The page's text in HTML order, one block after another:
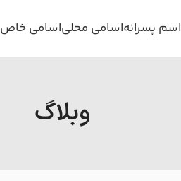
اسم پسرانهاسامی محلیاسامی خاص
وبلاگ